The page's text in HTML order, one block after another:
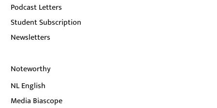
Podcast Letters
Student Subscription
Newsletters
Noteworthy
NL English
Media Biascope